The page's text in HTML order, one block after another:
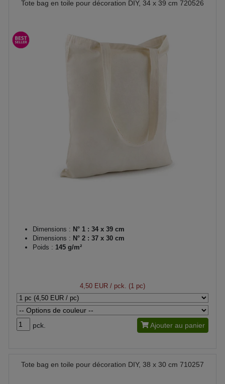
Tote bag en toile pour décoration DIY, 34 x 39 cm 720526
Dimensions : N° 1 : 34 x 39 cm
Dimensions : N° 2 : 37 x 30 cm
Poids : 145 g/m²
4,50 EUR / pck. (1 pc)
pck. Ajouter au panier
Tote bag en toile pour décoration DIY, 38 x 30 cm 710257